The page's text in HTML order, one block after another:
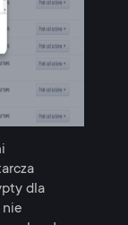
dla
nie